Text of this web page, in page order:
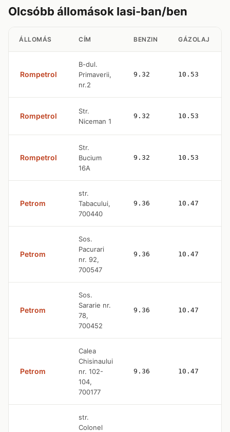
Olcsóbb állomások Iasi-ban/ben
ÁLLOMÁS CÍM BENZIN GÁZOLAJ
Rompetrol
B-dul.
Primaverii,
nr.2
9.32 10.53
Rompetrol
Str.
Niceman 1
9.32 10.53
Rompetrol
Str.
Bucium
16A
9.32 10.53
Petrom
str.
Tabacului,
700440
9.36 10.47
Petrom
Sos.
Pacurari
nr. 92,
700547
9.36 10.47
Petrom
Sos.
Sararie nr.
78,
700452
9.36 10.47
Petrom
Calea
Chisinaului
nr. 102-
104,
700177
9.36 10.47
str.
Colonel